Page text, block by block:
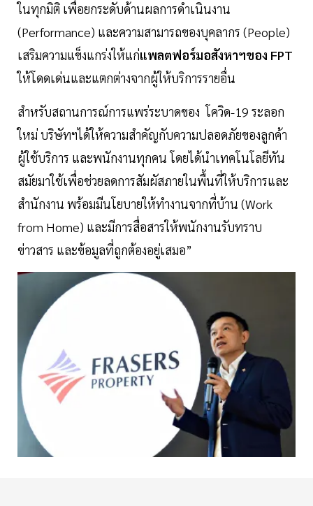
ในทุกมิติ เพื่อยกระดับด้านผลการดำเนินงาน
(Performance) และความสามารถของบุคลากร (People)
เสริมความแข็งแกร่งให้แก่แพลตฟอร์มอสังหาฯของ FPT
ให้โดดเด่นและแตกต่างจากผู้ให้บริการรายอื่น
สำหรับสถานการณ์การแพร่ระบาดของ โควิด-19 ระลอก
ใหม่ บริษัทฯได้ให้ความสำคัญกับความปลอดภัยของลูกค้า
ผู้ใช้บริการ และพนักงานทุกคน โดยได้นำเทคโนโลยีทัน
สมัยมาใช้เพื่อช่วยลดการสัมผัสภายในพื้นที่ให้บริการและ
สำนักงาน พร้อมมีนโยบายให้ทำงานจากที่บ้าน (Work
from Home) และมีการสื่อสารให้พนักงานรับทราบ
ข่าวสาร และข้อมูลที่ถูกต้องอยู่เสมอ”